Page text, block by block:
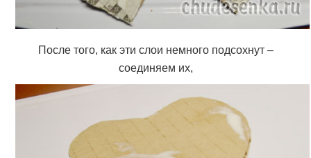
После того, как эти слои немного подсохнут –
соединяем их,